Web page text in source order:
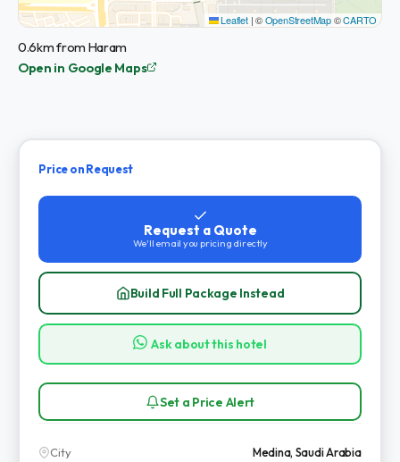
Leaflet |©OpenStreetMap©CARTO
0.6km from Haram
Open in Google Maps
Price on Request
Request a Quote
We'll email you pricing directly
Build Full Package Instead
Ask about this hotel
Set a Price Alert
City Medina, Saudi Arabia